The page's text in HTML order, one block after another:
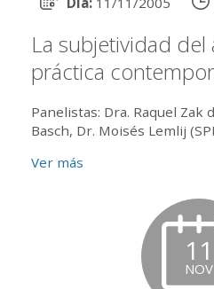
La subjetividad del
práctica
Panelistas: Dra. Raquel Zak de Goldstein, Dr. Carlos
Basch, Dr. Moisés Lemlij (SPP) Coordina: Dr. Abel
Ver más
11
NOV